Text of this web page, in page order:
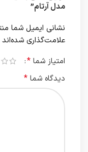
مدل آرتام”
نشانی ایمیل شما
علامت‌گذاری شده‌اند
امتیاز شما *
دیدگاه شما *